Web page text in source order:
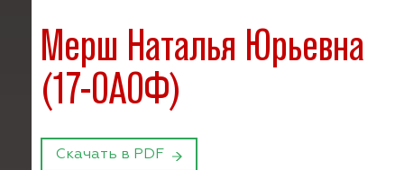
Мерш Наталья Юрьевна
(17-ОАОФ)
Скачать в PDF